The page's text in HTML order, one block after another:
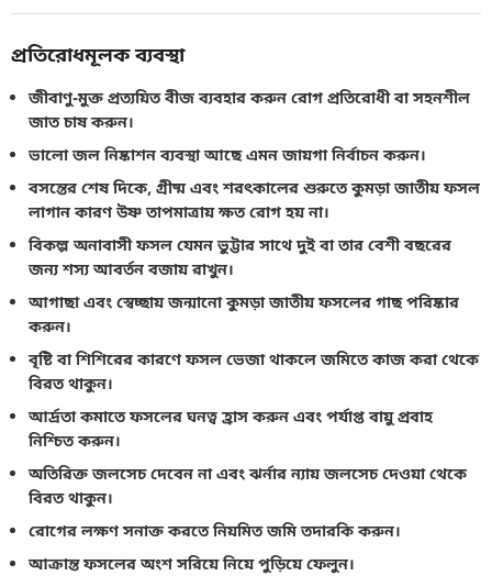
প্রতিরোধমূলক ব্যবস্থা
জীবাণু-মুক্ত প্রত্যয়িত বীজ ব্যবহার করুন রোগ প্রতিরোধী বা সহনশীল
জাত চাষ করুন।
ভালো জল নিষ্কাশন ব্যবস্থা আছে এমন জায়গা নির্বাচন করুন।
বসন্তের শেষ দিকে, গ্রীষ্ম এবং শরৎকালের শুরুতে কুমড়া জাতীয় ফসল
লাগান কারণ উষ্ণ তাপমাত্রায় ক্ষত রোগ হয় না।
বিকল্প অনাবাসী ফসল যেমন ভুট্টার সাথে দুই বা তার বেশী বছরের
জন্য শস্য আবর্তন বজায় রাখুন।
আগাছা এবং স্বেচ্ছায় জন্মানো কুমড়া জাতীয় ফসলের গাছ পরিষ্কার
করুন।
বৃষ্টি বা শিশিরের কারণে ফসল ভেজা থাকলে জমিতে কাজ করা থেকে
বিরত থাকুন।
আর্দ্রতা কমাতে ফসলের ঘনত্ব হ্রাস করুন এবং পর্যাপ্ত বায়ু প্রবাহ
নিশ্চিত করুন।
অতিরিক্ত জলসেচ দেবেন না এবং ঝর্নার ন্যায় জলসেচ দেওয়া থেকে
বিরত থাকুন।
রোগের লক্ষণ সনাক্ত করতে নিয়মিত জমি তদারকি করুন।
আক্রান্ত ফসলের অংশ সরিয়ে নিয়ে পুড়িয়ে ফেলুন।